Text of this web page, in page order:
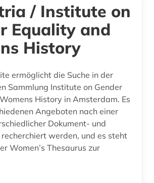
/ Institute on
Equality and
History
ermöglicht die Suche in der
Sammlung Institute on Gender
History in Amsterdam. Es
Angeboten nach einer
Dokument- und
werden, und es steht
Women’s Thesaurus zur